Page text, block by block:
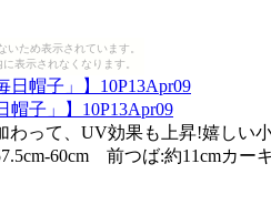
いため表示されています。
表示されなくなります。
子」】10P13Apr09
って、UV効果も上昇!嬉しい
60cm 前つば:約11cmカー